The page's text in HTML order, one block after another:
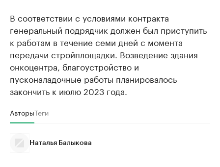
В соответствии с условиями контракта
генеральный подрядчик должен был приступить
к работам в течение семи дней с момента
передачи стройплощадки. Возведение здания
онкоцентра, благоустройство и
пусконаладочные работы планировалось
закончить к июлю 2023 года.
АвторыТеги
Наталья Балыкова